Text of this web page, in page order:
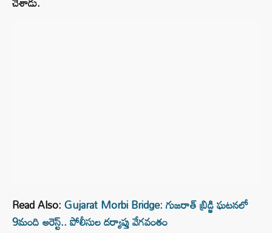
Read Also:Gujarat Morbi Bridge: గుజరాత్ బ్రిడ్జి ఘటనలో
9మంది అరెస్ట్.. పోలీసుల దర్యాప్తు వేగవంతం